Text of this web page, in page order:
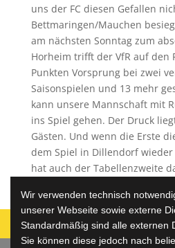
uns der FC diesen Gefallen
Bettmaringen/Mauchen
am nächsten Sonntag zum
Horheim trifft der VfR auf den
Punkten Vorsprung bei zwei
Saisonspielen und 13 mehr
kann unsere Mannschaft mit
ins Spiel gehen. Der Druck
Gästen. Und wenn die Erste
dem Spiel in Dillendorf
hat auch der Tabellenzweite
Wir verwenden technisch
unserer Webseite sowie externe
Standardmäßig sind alle externen
Sie können diese jedoch nach